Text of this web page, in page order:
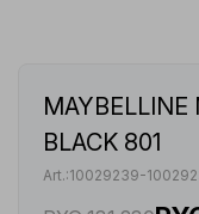
MAYBELLINE
BLACK 801
10029239-